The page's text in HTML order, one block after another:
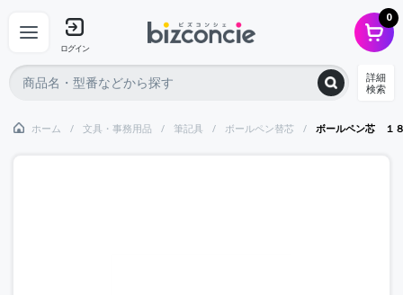
ログイン
0
詳細
検索
ホーム 文具・事務用品 筆記具 ボールペン替芯 ボールペン芯 １